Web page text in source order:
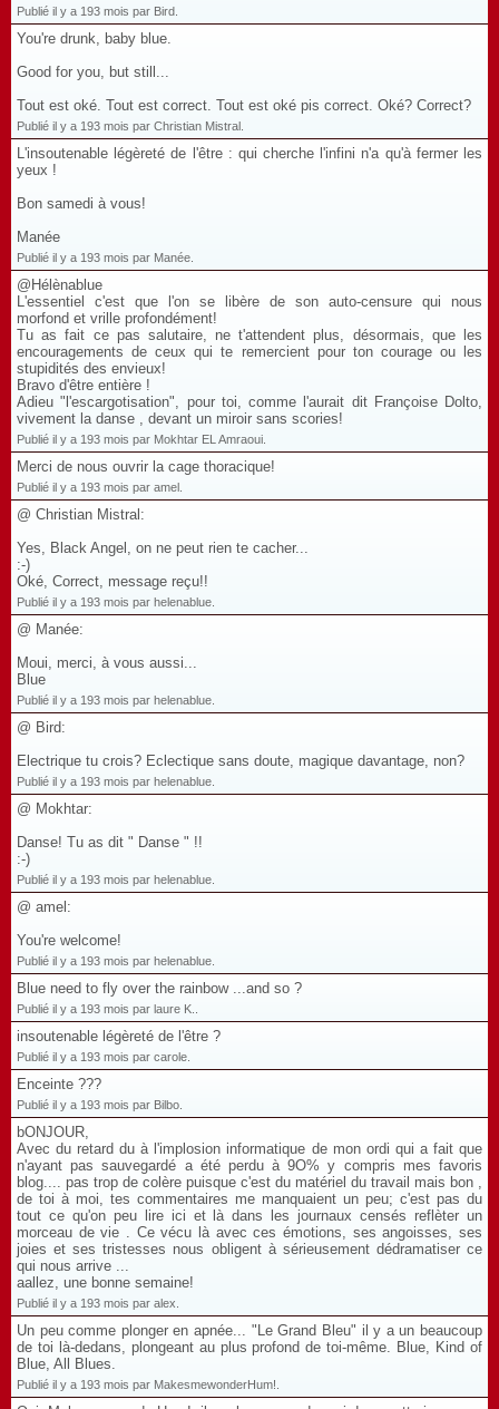
Publié il y a 193 mois par Bird.
You're drunk, baby blue.
Good for you, but still...
Tout est oké. Tout est correct. Tout est oké pis correct. Oké? Correct?
Publié il y a 193 mois par Christian Mistral.
L'insoutenable légèreté de l'être : qui cherche l'infini n'a qu'à fermer les
yeux !
Bon samedi à vous!
Manée
Publié il y a 193 mois par Manée.
@Hélènablue
L'essentiel c'est que l'on se libère de son auto-censure qui nous
morfond et vrille profondément!
Tu as fait ce pas salutaire, ne t'attendent plus, désormais, que les
encouragements de ceux qui te remercient pour ton courage ou les
stupidités des envieux!
Bravo d'être entière !
Adieu "l'escargotisation", pour toi, comme l'aurait dit Françoise Dolto,
vivement la danse , devant un miroir sans scories!
Publié il y a 193 mois par Mokhtar EL Amraoui.
Merci de nous ouvrir la cage thoracique!
Publié il y a 193 mois par amel.
@ Christian Mistral:
Yes, Black Angel, on ne peut rien te cacher...
:-)
Oké, Correct, message reçu!!
Publié il y a 193 mois par helenablue.
@ Manée:
Moui, merci, à vous aussi...
Blue
Publié il y a 193 mois par helenablue.
@ Bird:
Electrique tu crois? Eclectique sans doute, magique davantage, non?
Publié il y a 193 mois par helenablue.
@ Mokhtar:
Danse! Tu as dit " Danse " !!
:-)
Publié il y a 193 mois par helenablue.
@ amel:
You're welcome!
Publié il y a 193 mois par helenablue.
Blue need to fly over the rainbow ...and so ?
Publié il y a 193 mois par laure K..
insoutenable légèreté de l'être ?
Publié il y a 193 mois par carole.
Enceinte ???
Publié il y a 193 mois par Bilbo.
bONJOUR,
Avec du retard du à l'implosion informatique de mon ordi qui a fait que
n'ayant pas sauvegardé a été perdu à 9O% y compris mes favoris
blog.... pas trop de colère puisque c'est du matériel du travail mais bon ,
de toi à moi, tes commentaires me manquaient un peu; c'est pas du
tout ce qu'on peu lire ici et là dans les journaux censés reflèter un
morceau de vie . Ce vécu là avec ces émotions, ses angoisses, ses
joies et ses tristesses nous obligent à sérieusement dédramatiser ce
qui nous arrive ...
aallez, une bonne semaine!
Publié il y a 193 mois par alex.
Un peu comme plonger en apnée... "Le Grand Bleu" il y a un beaucoup
de toi là-dedans, plongeant au plus profond de toi-même. Blue, Kind of
Blue, All Blues.
Publié il y a 193 mois par MakesmewonderHum!.